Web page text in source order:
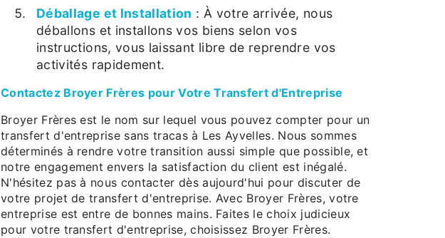
Déballage et Installation : À votre arrivée, nous
déballons et installons vos biens selon vos
instructions, vous laissant libre de reprendre vos
activités rapidement.
Contactez Broyer Frères pour Votre Transfert d'Entreprise
Broyer Frères est le nom sur lequel vous pouvez compter pour un
transfert d'entreprise sans tracas à Les Ayvelles. Nous sommes
déterminés à rendre votre transition aussi simple que possible, et
notre engagement envers la satisfaction du client est inégalé.
N'hésitez pas à nous contacter dès aujourd'hui pour discuter de
votre projet de transfert d'entreprise. Avec Broyer Frères, votre
entreprise est entre de bonnes mains. Faites le choix judicieux
pour votre transfert d'entreprise, choisissez Broyer Frères.